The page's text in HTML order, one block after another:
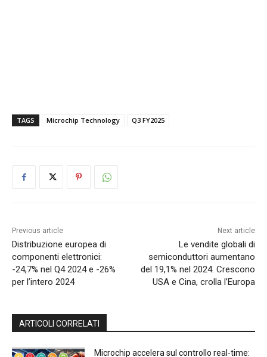
TAGS Microchip Technology Q3 FY2025
Previous article
Distribuzione europea di
componenti elettronici:
-24,7% nel Q4 2024 e -26%
per l’intero 2024
Next article
Le vendite globali di
semiconduttori aumentano
del 19,1% nel 2024. Crescono
USA e Cina, crolla l’Europa
ARTICOLI CORRELATI
Microchip accelera sul controllo real-time: